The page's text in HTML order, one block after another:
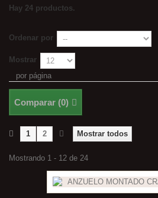
Hay 24 productos.
Ordenar por
Mostrar
por página
Comparar (0)
Mostrar todos
1 2
Mostrando 1 - 12 de 24